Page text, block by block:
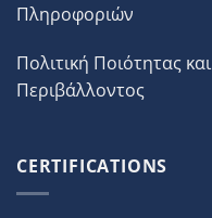
Πληροφοριών
Πολιτική Ποιότητας και
Περιβάλλοντος
CERTIFICATIONS